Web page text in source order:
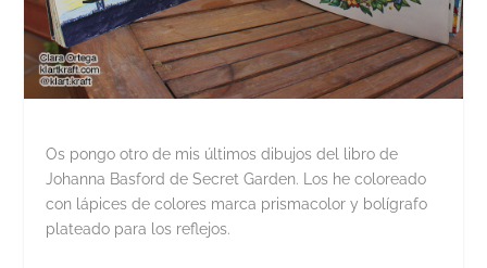
Os pongo otro de mis últimos dibujos del libro de
Johanna Basford de Secret Garden. Los he coloreado
con lápices de colores marca prismacolor y bolígrafo
plateado para los reflejos.